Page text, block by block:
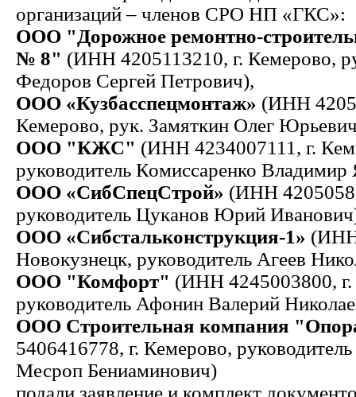
организаций – членов СРО НП «ГКС»:
ООО "Дорожное ремонтно-
№ 8" (ИНН 4205113210, г. Кемерово,
Федоров Сергей Петрович),
ООО «Кузбасспецмонтаж» (ИНН
Кемерово, рук. Замяткин Олег
ООО "КЖС" (ИНН 4234007111, г.
руководитель Комиссаренко Владимир
ООО «СибСпецСтрой» (ИНН
руководитель Цуканов Юрий
ООО «Сибстальконструкция-1» (ИНН
Новокузнецк, руководитель Агеев
ООО "Комфорт" (ИНН 4245003800,
руководитель Афонин Валерий
ООО Строительная компания
5406416778, г. Кемерово,
Месроп Бениаминович)
подали заявление и комплект